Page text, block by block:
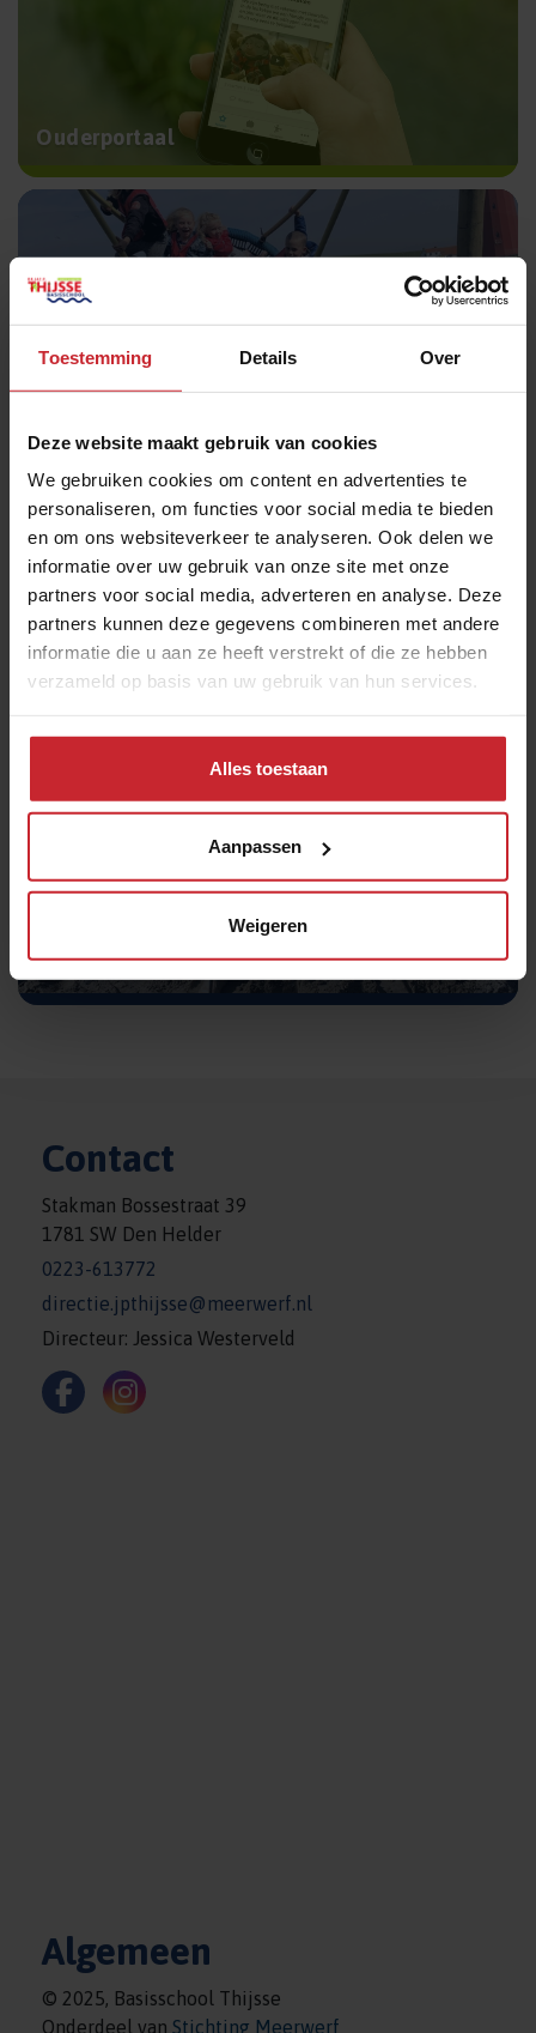
Toestemming Details Over
Deze website maakt gebruik van cookies
We gebruiken cookies om content en advertenties te
personaliseren, om functies voor social media te bieden
en om ons websiteverkeer te analyseren. Ook delen we
informatie over uw gebruik van onze site met onze
partners voor social media, adverteren en analyse. Deze
partners kunnen deze gegevens combineren met andere
informatie die u aan ze heeft verstrekt of die ze hebben
verzameld op basis van uw gebruik van hun services.
Alles toestaan
Aanpassen
Weigeren
Ouderportaal
Uw kind aanmelden
Schoolgids kleuters (PDF)
Contact
Stakman Bossestraat 39
1781 SW Den Helder
0223-613772
directie.jpthijsse@meerwerf.nl
Directeur: Jessica Westerveld
Algemeen
© 2025, Basisschool Thijsse
Onderdeel van Stichting Meerwerf